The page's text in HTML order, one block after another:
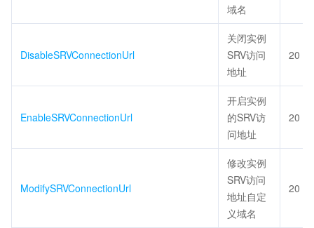
域名
DisableSRVConnectionUrl
关闭实例
SRV访问
地址
20
EnableSRVConnectionUrl
开启实例
的SRV访
问地址
20
ModifySRVConnectionUrl
修改实例
SRV访问
地址自定
义域名
20